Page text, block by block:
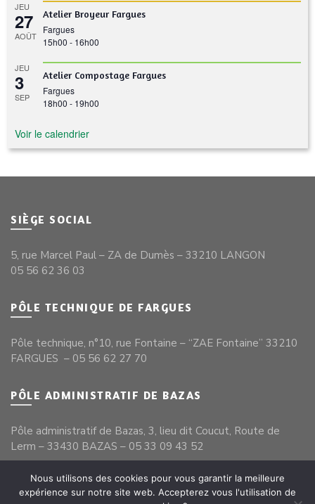
JEU
27
AOÛT
Atelier Broyeur Fargues
Fargues
15h00 - 16h00
JEU
3
SEP
Atelier Compostage Fargues
Fargues
18h00 - 19h00
Voir le calendrier
SIÈGE SOCIAL
5, rue Marcel Paul – ZA de Dumès – 33210 LANGON
05 56 62 36 03
PÔLE TECHNIQUE DE FARGUES
Pôle technique, n°10, rue Fontaine – “ZAE Fontaine” 33210
FARGUES – 05 56 62 27 70
PÔLE ADMINISTRATIF DE BAZAS
Pôle administratif de Bazas, 3, lieu dit Coucut, Route de
Lerm – 33430 BAZAS – 05 33 09 43 52
Nous utilisons des cookies pour vous garantir la meilleure
expérience sur notre site web. Accepterez vous l'utilisation de